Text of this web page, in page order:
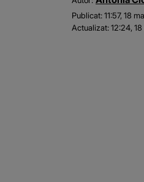
Publicat:11:57, 18
Actualizat:12:24,